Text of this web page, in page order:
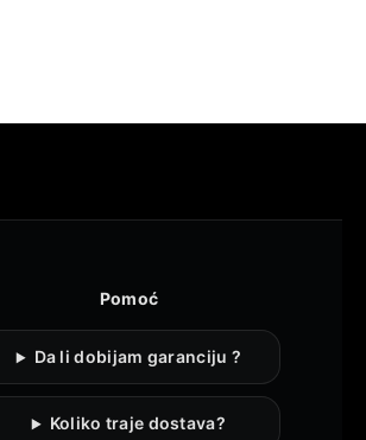
Pomoć
Da li dobijam garanciju ?
Koliko traje dostava?